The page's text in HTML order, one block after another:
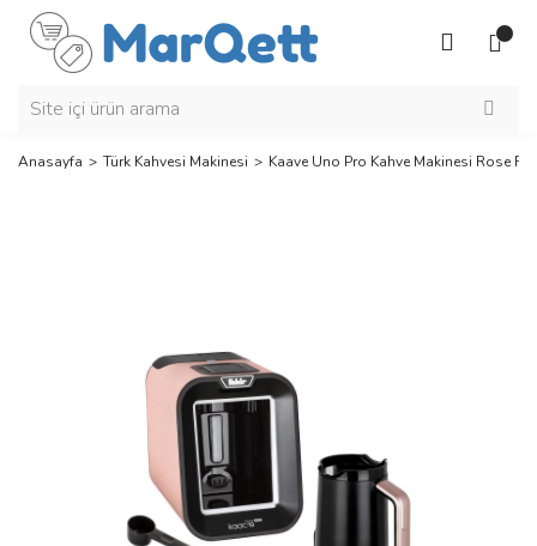
Anasayfa Türk Kahvesi Makinesi Kaave Uno Pro Kahve Makinesi Rose